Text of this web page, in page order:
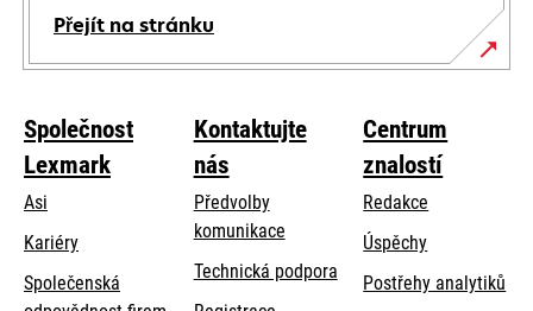
Přejít na stránku
Společnost
Lexmark
Asi
Kariéry
Společenská
Kontaktujte
nás
Předvolby
komunikace
Technická podporaopens
Centrum
znalostí
Redakce
Úspěchy
Postřehy analytiků